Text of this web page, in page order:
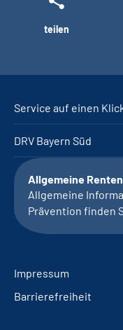
teilen
Service auf einen
DRV Bayern Süd
Allgemeine
Allgemeine
Prävention finden
Impressum
Barrierefreiheit